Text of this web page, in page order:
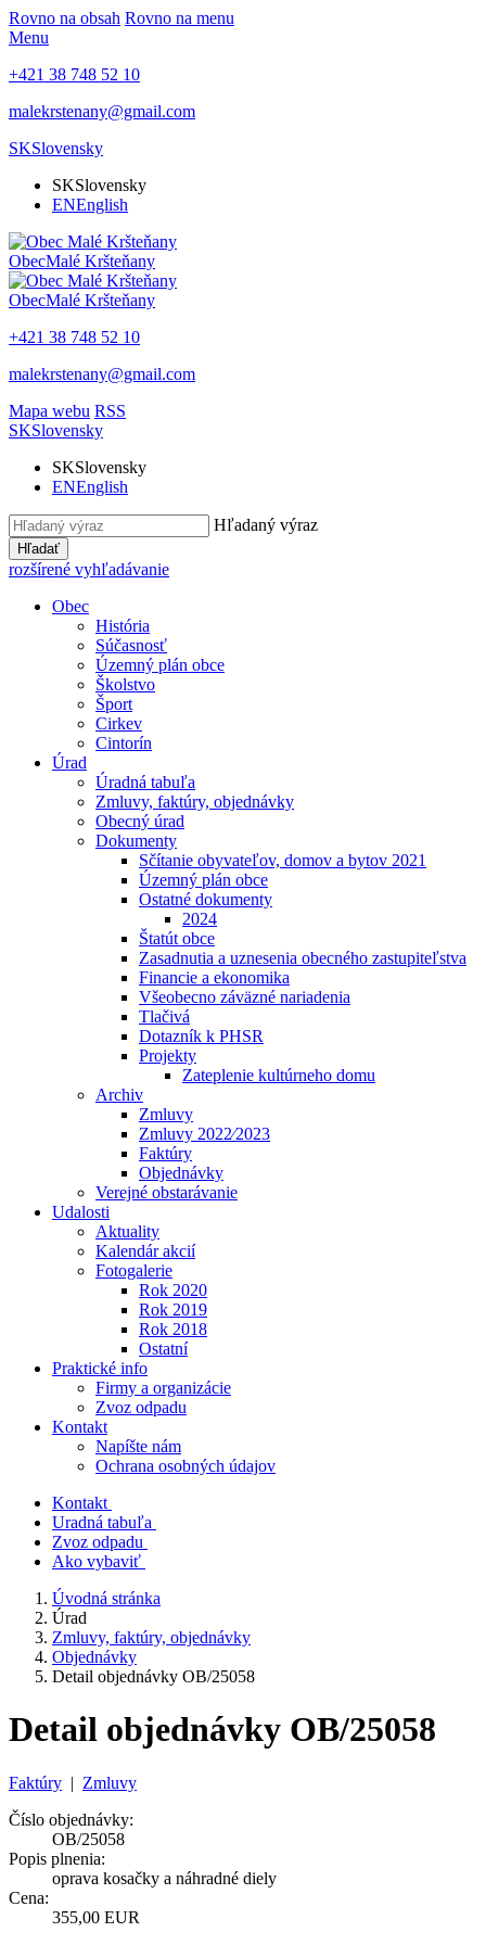
Rovno na obsah Rovno na menu
Menu
+421 38 748 52 10
malekrstenany@gmail.com
SKSlovensky
SKSlovensky
ENEnglish
ObecMalé Kršteňany
ObecMalé Kršteňany
+421 38 748 52 10
malekrstenany@gmail.com
Mapa webu RSS
SKSlovensky
SKSlovensky
ENEnglish
Hľadaný výraz
Hľadať
rozšírené vyhľadávanie
Obec
História
Súčasnosť
Územný plán obce
Školstvo
Šport
Cirkev
Cintorín
Úrad
Úradná tabuľa
Zmluvy, faktúry, objednávky
Obecný úrad
Dokumenty
Sčítanie obyvateľov, domov a bytov 2021
Územný plán obce
Ostatné dokumenty
2024
Štatút obce
Zasadnutia a uznesenia obecného zastupiteľstva
Financie a ekonomika
Všeobecno záväzné nariadenia
Tlačivá
Dotazník k PHSR
Projekty
Zateplenie kultúrneho domu
Archiv
Zmluvy
Zmluvy 2022⁄2023
Faktúry
Objednávky
Verejné obstarávanie
Udalosti
Aktuality
Kalendár akcií
Fotogalerie
Rok 2020
Rok 2019
Rok 2018
Ostatní
Praktické info
Firmy a organizácie
Zvoz odpadu
Kontakt
Napíšte nám
Ochrana osobných údajov
Kontakt
Uradná tabuľa
Zvoz odpadu
Ako vybaviť
Úvodná stránka
Úrad
Zmluvy, faktúry, objednávky
Objednávky
Detail objednávky OB/25058
Detail objednávky OB/25058
Faktúry | Zmluvy
Číslo objednávky:
OB/25058
Popis plnenia:
oprava kosačky a náhradné diely
Cena:
355,00 EUR